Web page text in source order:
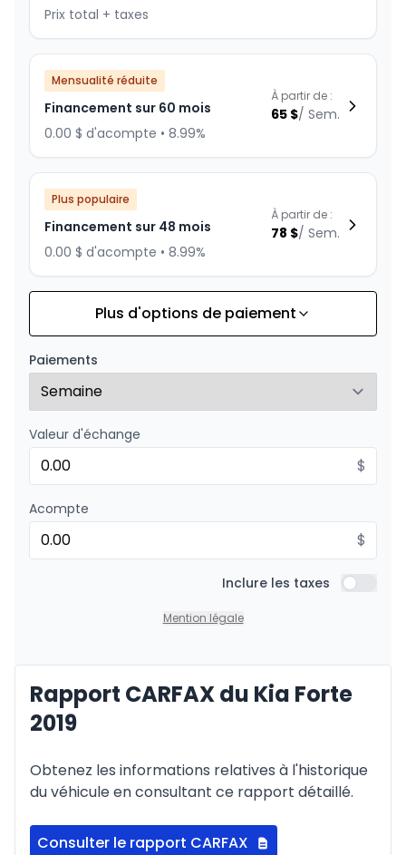
Prix total + taxes
Mensualité réduite
Financement sur 60 mois
0.00 $ d'acompte • 8.99%
À partir de :
65 $/ Sem.
Plus populaire
Financement sur 48 mois
0.00 $ d'acompte • 8.99%
À partir de :
78 $/ Sem.
Financement sur 36 mois
0.00 $ d'acompte • 8.99%
À partir de :
Financement sur 24 mois
Financement sur 24 mois
0.00 $ d'acompte • 8.99%
À partir de :
Plus d'options de paiement
Paiements
Valeur d'échange
$
Acompte
$
Inclure les taxes Inclure
Mention légale
Rapport CARFAX du Kia Forte
2019
Obtenez les informations relatives à l'historique
du véhicule en consultant ce rapport détaillé.
Consulter le rapport CARFAX